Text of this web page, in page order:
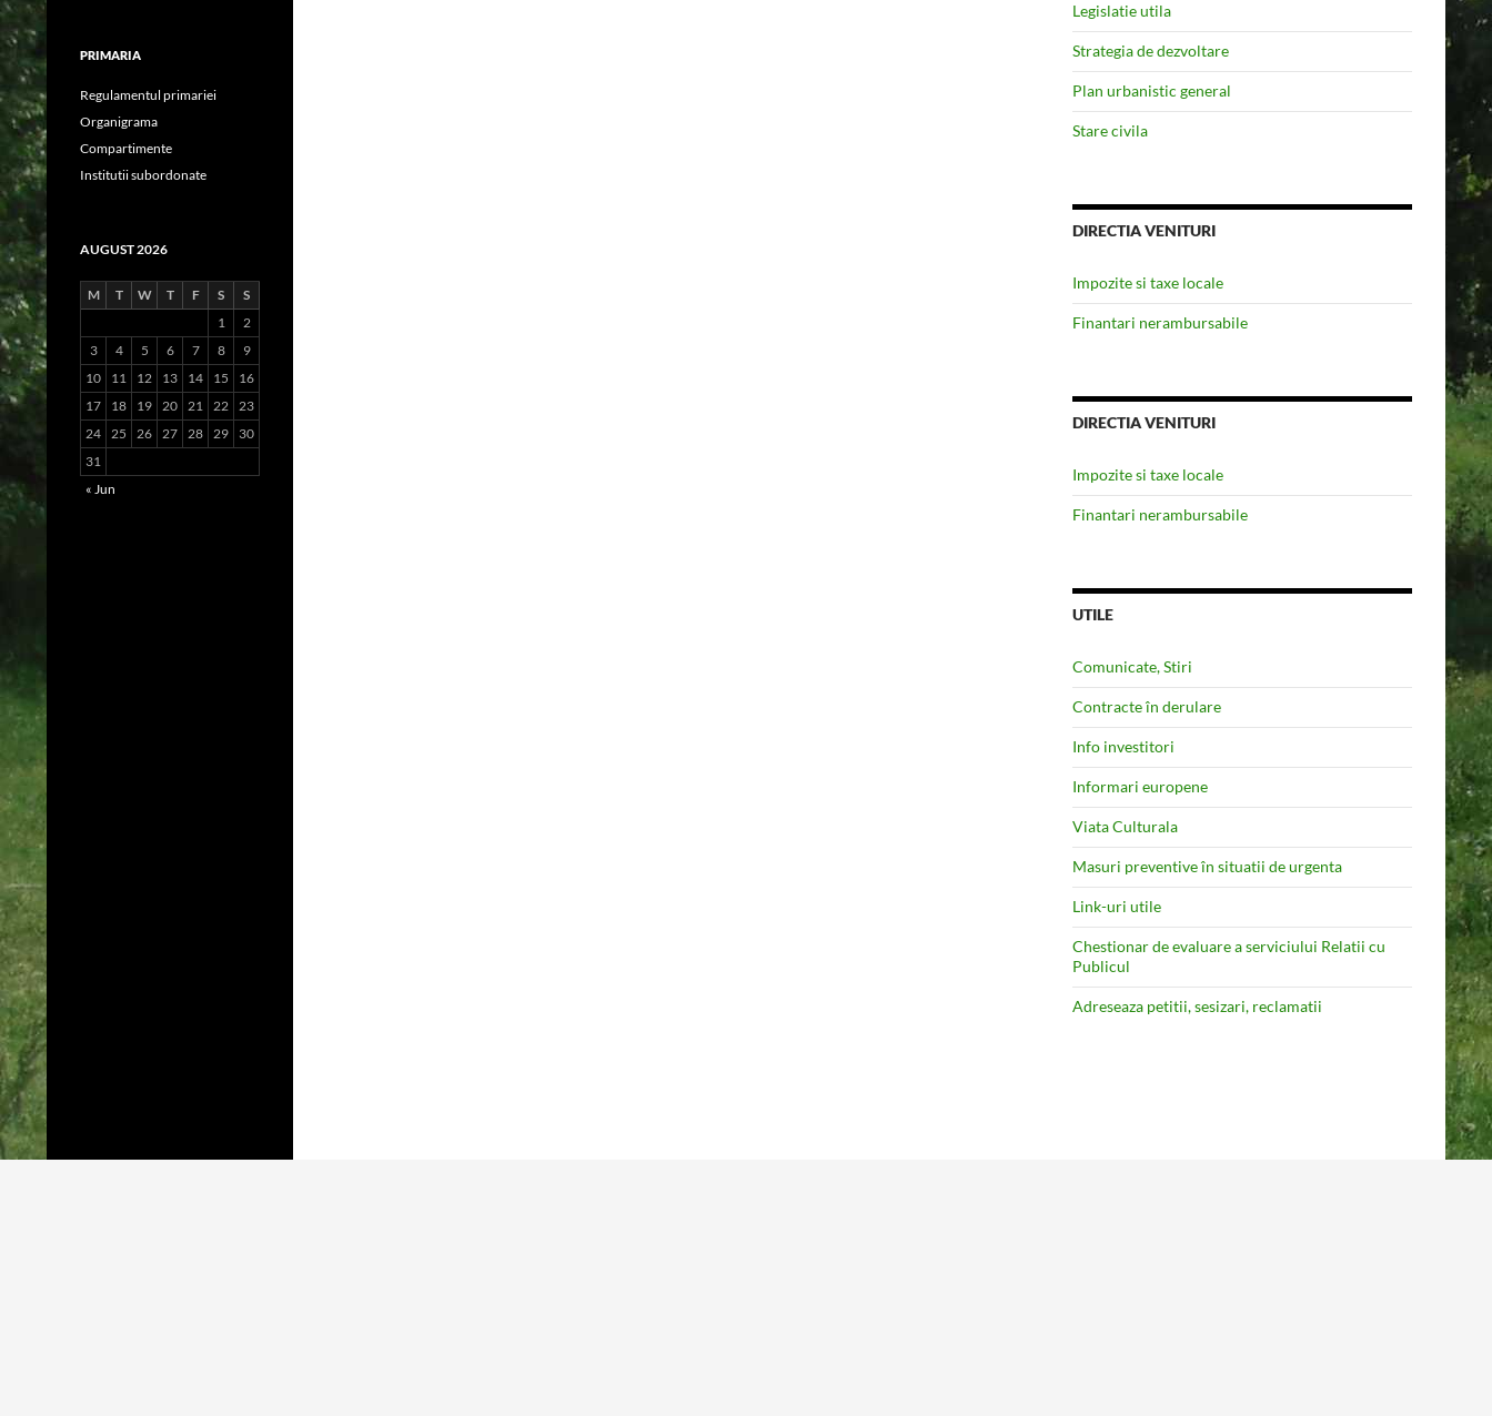
Legislatie utila
Strategia de dezvoltare
Plan urbanistic general
Stare civila
DIRECTIA VENITURI
Impozite si taxe locale
Finantari nerambursabile
DIRECTIA VENITURI
Impozite si taxe locale
Finantari nerambursabile
UTILE
Comunicate, Stiri
Contracte în derulare
Info investitori
Informari europene
Viata Culturala
Masuri preventive în situatii de urgenta
Link-uri utile
Chestionar de evaluare a serviciului Relatii cu
Publicul
Adreseaza petitii, sesizari, reclamatii
PRIMARIA
Regulamentul primariei
Organigrama
Compartimente
Institutii subordonate
AUGUST 2026
M T W T F S
S
1
2
3
4 5 6 7 8
9
10
11 12 13 14 15
16
17
18 19 20 21 22 23
24 25 26 27 28 29
30
31
« Jun